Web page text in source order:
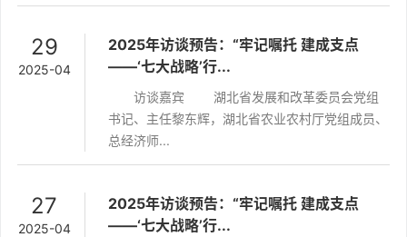
2025年访谈预告：“牢记嘱托 建成支点
——‘七大战略’行...
访谈嘉宾 湖北省发展和改革委员会党组
书记、主任黎东辉，湖北省农业农村厅党组成员、
总经济师...
29
2025-04
2025年访谈预告：“牢记嘱托 建成支点
——‘七大战略’行...
27
2025-04